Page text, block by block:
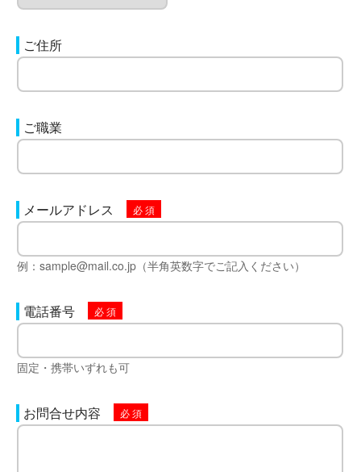
ご住所
ご職業
メールアドレス
例：sample@mail.co.jp（半角英数字でご記入ください）
電話番号
固定・携帯いずれも可
お問合せ内容